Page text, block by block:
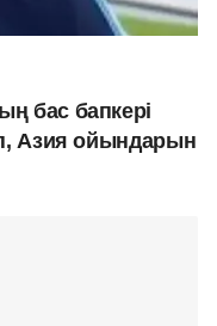
бас бапкері
Азия ойындарын